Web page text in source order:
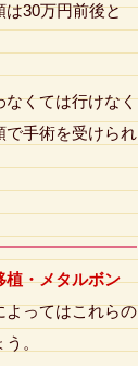
は30万円前後と
なくては行けなく
で手術を受けられ
植・メタルボン
よってはこれらの
。